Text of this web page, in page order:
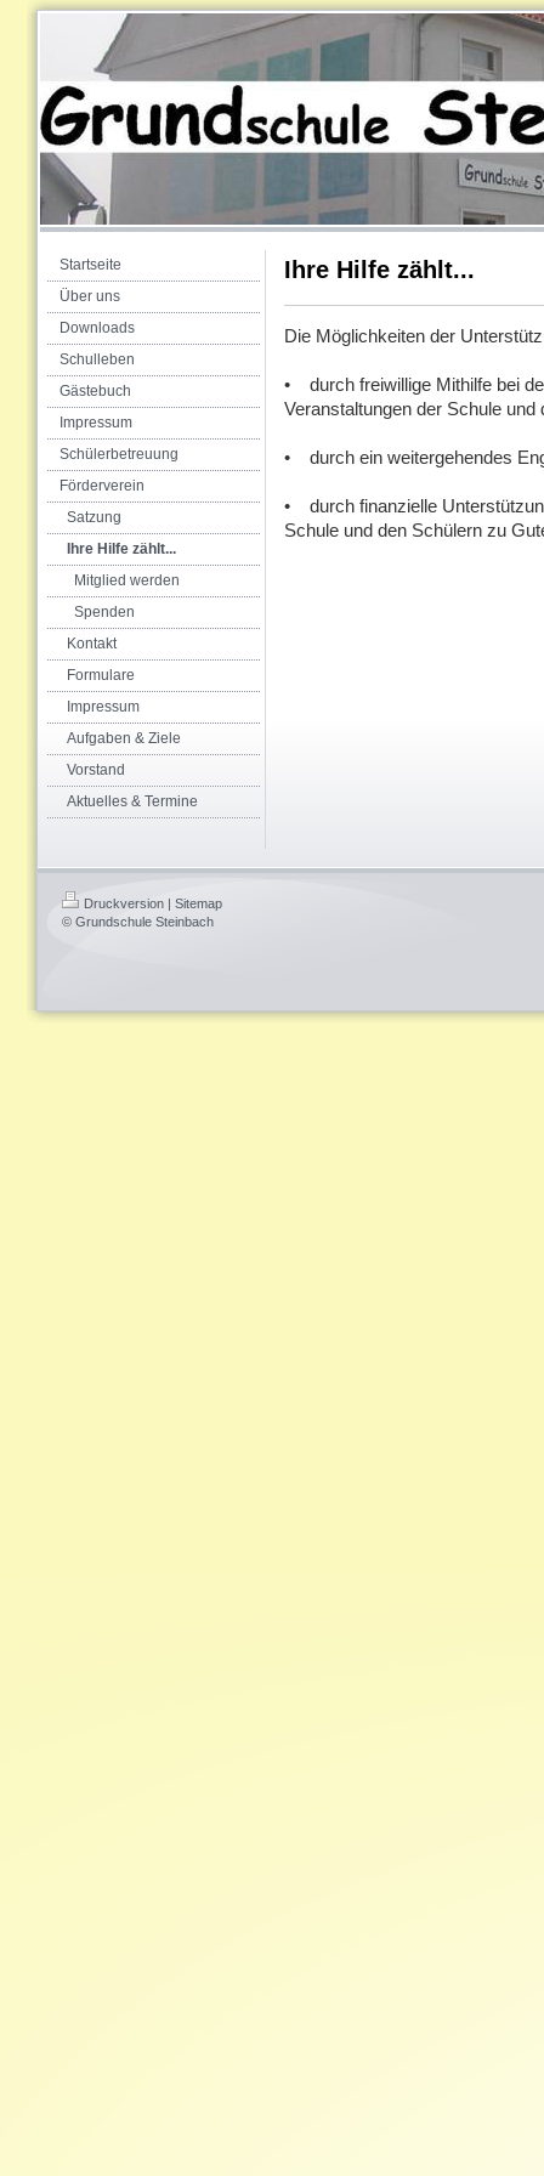
Startseite
Über uns
Downloads
Schulleben
Gästebuch
Impressum
Schülerbetreuung
Förderverein
Satzung
Ihre Hilfe zählt...
Mitglied werden
Spenden
Kontakt
Formulare
Impressum
Aufgaben & Ziele
Vorstand
Aktuelles & Termine
Ihre Hilfe zählt...
Die Möglichkeiten der
• durch freiwillige Mithilfe bei
Veranstaltungen der Schule
• durch ein weitergehendes
• durch finanzielle
Schule und den Schülern zu
Druckversion | Sitemap
© Grundschule Steinbach